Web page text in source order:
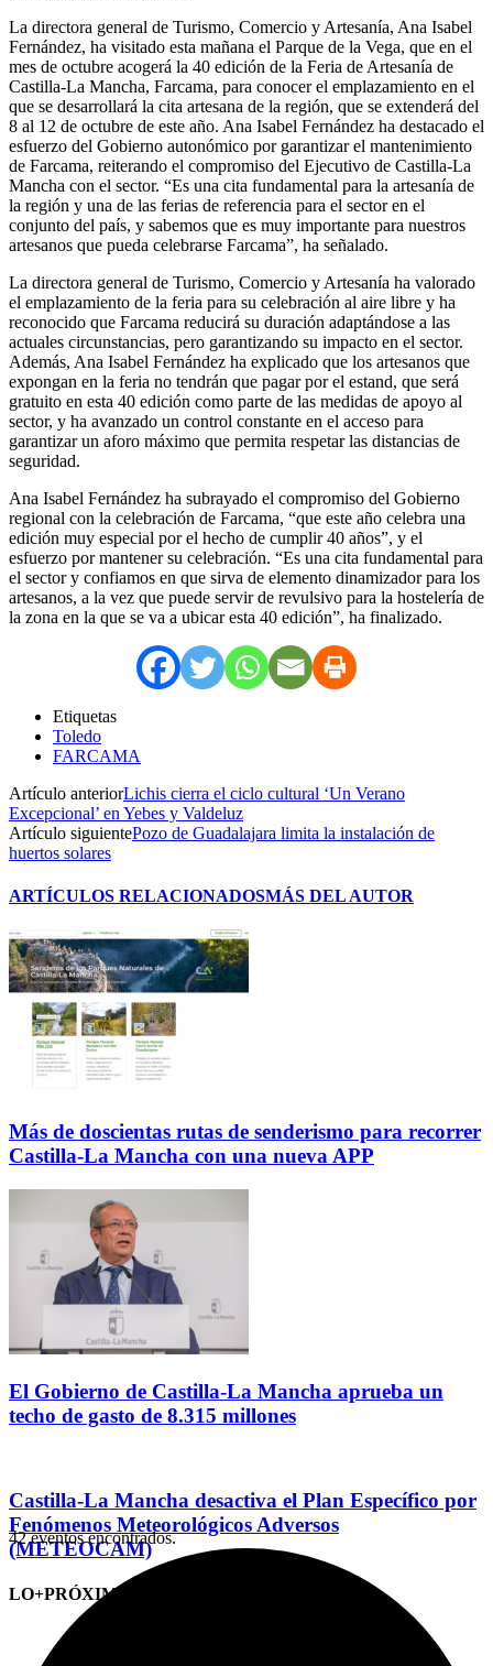
La directora general de Turismo, Comercio y Artesanía, Ana Isabel
Fernández, ha visitado esta mañana el Parque de la Vega, que en el
mes de octubre acogerá la 40 edición de la Feria de Artesanía de
Castilla-La Mancha, Farcama, para conocer el emplazamiento en el
que se desarrollará la cita artesana de la región, que se extenderá del
8 al 12 de octubre de este año. Ana Isabel Fernández ha destacado el
esfuerzo del Gobierno autonómico por garantizar el mantenimiento
de Farcama, reiterando el compromiso del Ejecutivo de Castilla-La
Mancha con el sector. “Es una cita fundamental para la artesanía de
la región y una de las ferias de referencia para el sector en el
conjunto del país, y sabemos que es muy importante para nuestros
artesanos que pueda celebrarse Farcama”, ha señalado.
La directora general de Turismo, Comercio y Artesanía ha valorado
el emplazamiento de la feria para su celebración al aire libre y ha
reconocido que Farcama reducirá su duración adaptándose a las
actuales circunstancias, pero garantizando su impacto en el sector.
Además, Ana Isabel Fernández ha explicado que los artesanos que
expongan en la feria no tendrán que pagar por el estand, que será
gratuito en esta 40 edición como parte de las medidas de apoyo al
sector, y ha avanzado un control constante en el acceso para
garantizar un aforo máximo que permita respetar las distancias de
seguridad.
Ana Isabel Fernández ha subrayado el compromiso del Gobierno
regional con la celebración de Farcama, “que este año celebra una
edición muy especial por el hecho de cumplir 40 años”, y el
esfuerzo por mantener su celebración. “Es una cita fundamental para
el sector y confiamos en que sirva de elemento dinamizador para los
artesanos, a la vez que puede servir de revulsivo para la hostelería de
la zona en la que se va a ubicar esta 40 edición”, ha finalizado.
Etiquetas
Toledo
FARCAMA
Artículo anteriorLichis cierra el ciclo cultural ‘Un Verano
Excepcional’ en Yebes y Valdeluz
Artículo siguientePozo de Guadalajara limita la instalación de
huertos solares
ARTÍCULOS RELACIONADOSMÁS DEL AUTOR
Más de doscientas rutas de senderismo para recorrer
Castilla-La Mancha con una nueva APP
El Gobierno de Castilla-La Mancha aprueba un
techo de gasto de 8.315 millones
Castilla-La Mancha desactiva el Plan Específico por
Fenómenos Meteorológicos Adversos
(METEOCAM)
LO+PRÓXIMO (CITAS)
42 eventos encontrados.